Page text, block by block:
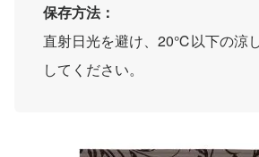
保存方法：
直射日光を避け、20℃以下の涼
してください。